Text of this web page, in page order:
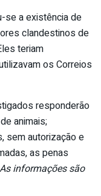
se a existência de
clandestinos de
teriam
os Correios
responderão
animais;
sem autorização e
as penas
As informações são